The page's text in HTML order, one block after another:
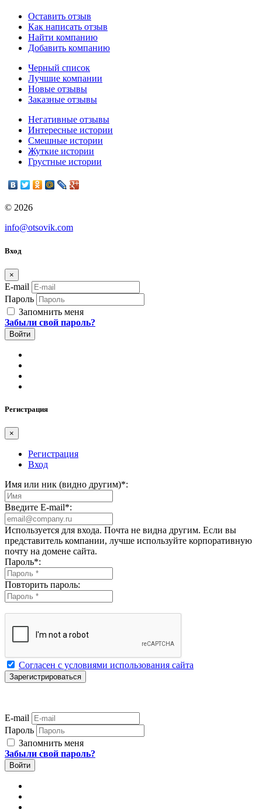
Оставить отзыв
Как написать отзыв
Найти компанию
Добавить компанию
Черный список
Лучшие компании
Новые отзывы
Заказные отзывы
Негативные отзывы
Интересные истории
Смешные истории
Жуткие истории
Грустные истории
© 2026
info@otsovik.com
Вход
×
E-mail
Пароль
Запомнить меня
Забыли свой пароль?
Регистрация
×
Регистрация
Вход
Имя или ник (видно другим)*:
Введите E-mail*:
Используется для входа. Почта не видна другим. Если вы
представитель компании, лучше используйте корпоративную
почту на домене сайта.
Пароль*:
Повторить пароль:
Согласен с условиями использования сайта
E-mail
Пароль
Запомнить меня
Забыли свой пароль?